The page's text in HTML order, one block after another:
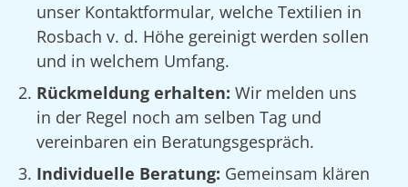
unser Kontaktformular, welche Textilien in
Rosbach v. d. Höhe gereinigt werden sollen
und in welchem Umfang.
Rückmeldung erhalten: Wir melden uns
in der Regel noch am selben Tag und
vereinbaren ein Beratungsgespräch.
Individuelle Beratung: Gemeinsam klären